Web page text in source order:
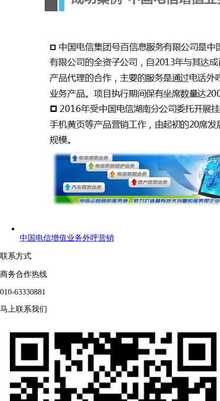
中国电信增值业务外呼营销
联系方式
商务合作热线
010-63330881
马上联系我们